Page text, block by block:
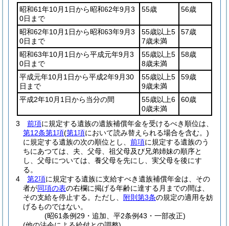
昭和61年10月1日から昭和62年9月3
0日まで
55歳 56歳
昭和62年10月1日から昭和63年9月3
0日まで
55歳以上5
7歳未満
57歳
昭和63年10月1日から平成元年9月3
0日まで
55歳以上5
8歳未満
58歳
平成元年10月1日から平成2年9月30
日まで
55歳以上5
9歳未満
59歳
平成2年10月1日から当分の間
55歳以上6
0歳未満
60歳
3 前項に規定する遺族の遺族補償年金を受けるべき順位は、
第12条第1項(第1項において読み替えられる場合を含む。)
に規定する遺族の次の順位とし、 前項に規定する遺族のう
ちにあつては、夫、父母、祖父母及び兄弟姉妹の順序と
し、父母については、養父母を先にし、実父母を後にす
る。
4
第2項に規定する遺族に支給すべき遺族補償年金は、その
者が同項の表の右欄に掲げる年齢に達する月までの間は、
その支給を停止する。 ただし、 附則第3条の規定の適用を妨
げるものではない。
(昭61条例29・追加、平2条例43・一部改正)